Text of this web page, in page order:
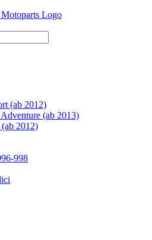
(ab 2012)
(ab 2013)
2012)
998